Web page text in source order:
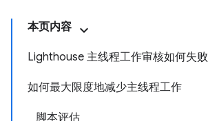
本页内容
Lighthouse 主线程工作审核如何失败
如何最大限度地减少主线程工作
脚本评估